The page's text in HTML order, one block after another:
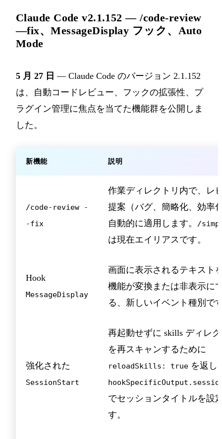
Claude Code v2.1.152 — /code-review
—fix、MessageDisplay フック、Auto
Mode
5 月 27 日 — Claude Code のバージョン 2.1.152
は、自動コードレビュー、フックの拡張性、プ
ラグイン管理に焦点を当てた機能群を公開しま
した。
新機能 説明
/code-review -
-fix
作業ディレクトリ内で、レ
提案（バグ、簡略化、効率
自動的に適用します。
/
は現在エイリアスです。
Hook
MessageDisplay
画面に表示されるテキスト
機能が変換または非表示に
る、新しいイベント種別で
強化された
SessionStart
再起動せずに skills ディレ
を再スキャンするために
reloadSkills: true を返し
でセッションタイトルを設
す。